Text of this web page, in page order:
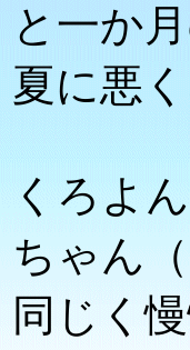
と一か
夏に悪
くろよ
ちゃん
同じく